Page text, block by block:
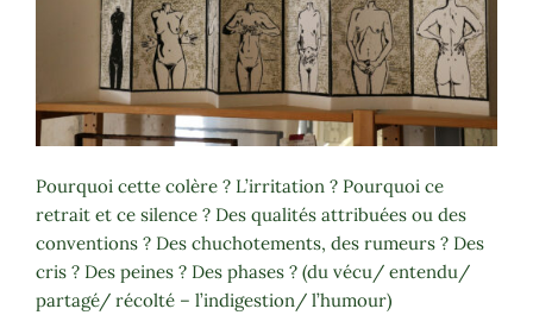
Pourquoi cette colère ? L’irritation ? Pourquoi ce
retrait et ce silence ? Des qualités attribuées ou des
conventions ? Des chuchotements, des rumeurs ? Des
cris ? Des peines ? Des phases ? (du vécu/ entendu/
partagé/ récolté – l’indigestion/ l’humour)